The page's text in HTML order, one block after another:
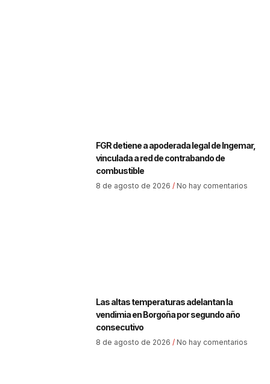
FGR detiene a apoderada legal de Ingemar,
vinculada a red de contrabando de
combustible
8 de agosto de 2026 No hay comentarios
Las altas temperaturas adelantan la
vendimia en Borgoña por segundo año
consecutivo
8 de agosto de 2026 No hay comentarios